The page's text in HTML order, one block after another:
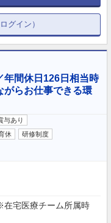
グイン）
年間休日126日相当時
がらお仕事できる環
与あり
休
研修制度
宅医療チーム所属時